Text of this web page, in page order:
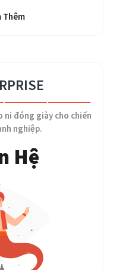
Thêm
ni đóng giày cho chiến
nghiệp.
Hệ